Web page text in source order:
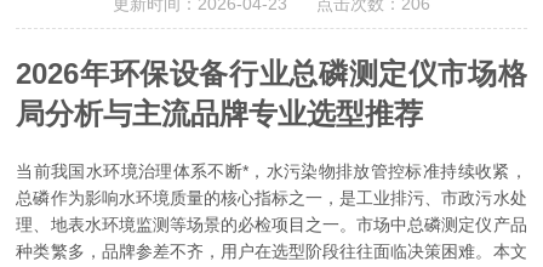
2026年环保设备行业总磷测定仪市场格
局分析与主流品牌专业选型推荐
当前我国水环境治理体系不断*，水污染物排放管控标准持续收紧，
总磷作为影响水环境质量的核心指标之一，是工业排污、市政污水处
理、地表水环境监测等场景的必检项目之一。市场中总磷测定仪产品
种类繁多，品牌参差不齐，用户在选型阶段往往面临决策困难。本文